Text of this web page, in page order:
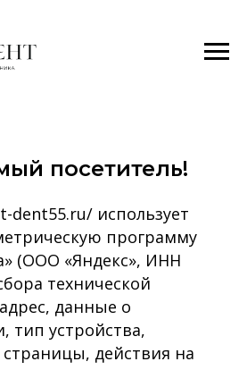
посетитель!
использует
программу
(ООО «Яндекс», ИНН
технической
данные о
тип устройства,
действия на